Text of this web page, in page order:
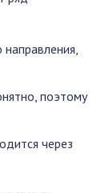
поэтому
через